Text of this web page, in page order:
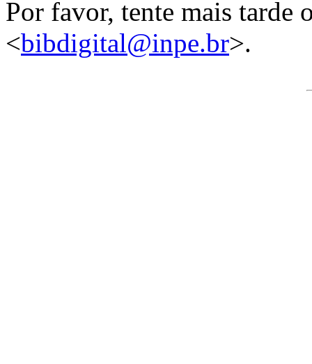
Por favor, tente mais tarde
<bibdigital@inpe.br>.